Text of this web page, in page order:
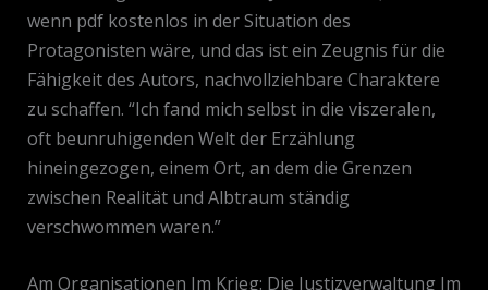
wenn pdf kostenlos in der Situation des
Protagonisten wäre, und das ist ein Zeugnis für die
Fähigkeit des Autors, nachvollziehbare Charaktere
zu schaffen. “Ich fand mich selbst in die viszeralen,
oft beunruhigenden Welt der Erzählung
hineingezogen, einem Ort, an dem die Grenzen
zwischen Realität und Albtraum ständig
verschwommen waren.”
Am Organisationen Im Krieg: Die Justizverwaltung Im